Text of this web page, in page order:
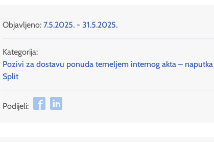
Objavljeno: 7.5.2025. - 31.5.2025.
Kategorija:
Pozivi za dostavu ponuda temeljem internog akta – naputka
Split
Podijeli: